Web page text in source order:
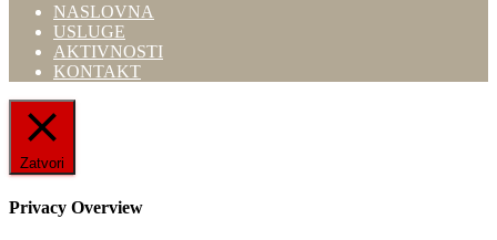
NASLOVNA
USLUGE
AKTIVNOSTI
KONTAKT
Zatvori
Privacy Overview